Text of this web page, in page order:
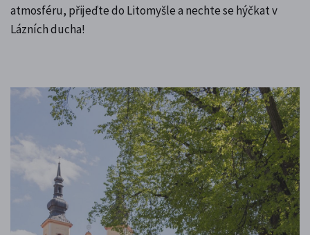
atmosféru, přijeďte do Litomyšle a nechte se hýčkat v
Lázních ducha!